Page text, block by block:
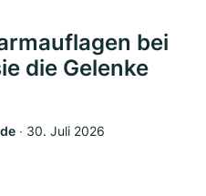
bei
die Gelenke
‧ 30. Juli 2026